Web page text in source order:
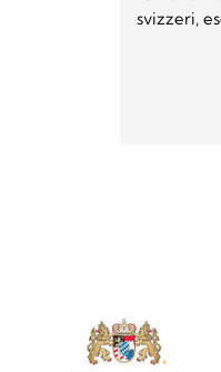
svizzeri,